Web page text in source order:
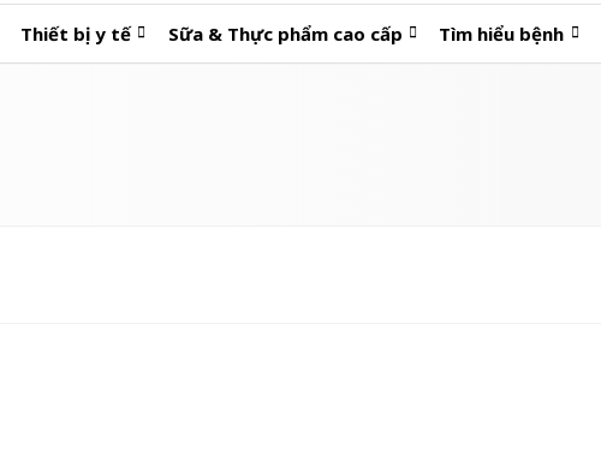
Thiết bị y tế Sữa & Thực phẩm cao cấp Tìm hiểu bệnh